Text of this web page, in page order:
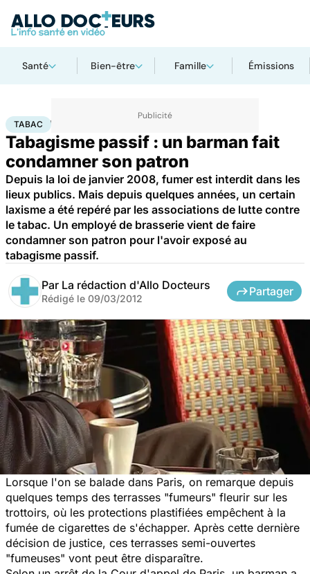
Santé Bien-être Famille Émissions
AccueilSanté
TABAC
Tabagisme passif : un barman fait
condamner son patron
Depuis la loi de janvier 2008, fumer est interdit dans les
lieux publics. Mais depuis quelques années, un certain
laxisme a été repéré par les associations de lutte contre
le tabac. Un employé de brasserie vient de faire
condamner son patron pour l'avoir exposé au
tabagisme passif.
Par La rédaction d'Allo Docteurs
Rédigé le 09/03/2012
Partager
Lorsque l'on se balade dans Paris, on remarque depuis
quelques temps des terrasses "fumeurs" fleurir sur les
trottoirs, où les protections plastifiées empêchent à la
fumée de cigarettes de s'échapper. Après cette dernière
décision de justice, ces terrasses semi-ouvertes
"fumeuses" vont peut être disparaître.